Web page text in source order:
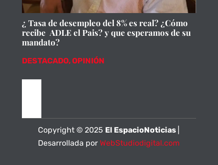
¿ Tasa de desempleo del 8% es real? ¿Cómo
recibe ADLE el Pais? y que esperamos de su
mandato?
DESTACADO,OPINIÓN
Copyright © 2025 El EspacioNoticias
Desarrollada porWebStudiodigital.com